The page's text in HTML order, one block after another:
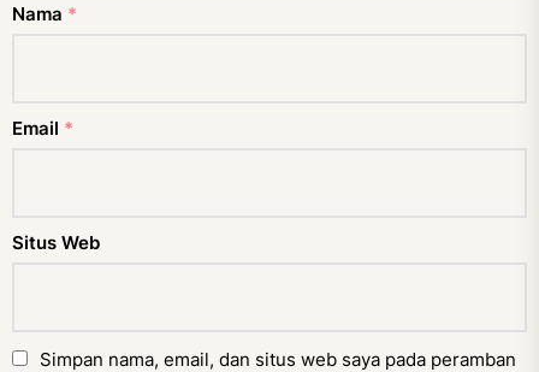
Nama *
Email *
Situs Web
Simpan nama, email, dan situs web saya pada peramban